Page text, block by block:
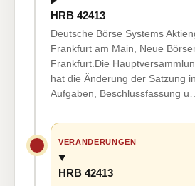
HRB 42413
Deutsche Börse Systems
Frankfurt am Main, Neue
Frankfurt.Die
hat die Änderung der Satzung
Aufgaben, Beschlussfassung
VERÄNDERUNGEN
HRB 42413